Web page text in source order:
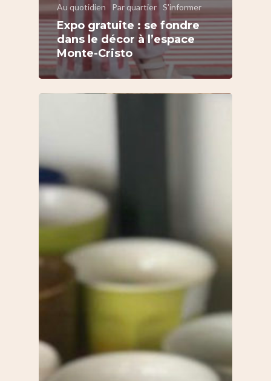
Au quotidien Par quartier S'informer
Expo gratuite : se fondre
dans le décor à l’espace
Monte-Cristo